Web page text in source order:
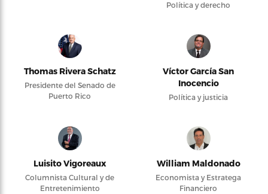
Política y derecho
Thomas Rivera Schatz
Presidente del Senado de
Puerto Rico
Víctor García San
Inocencio
Política y justicia
Luisito Vigoreaux
Columnista Cultural y de
Entretenimiento
William Maldonado
Economista y Estratega
Financiero